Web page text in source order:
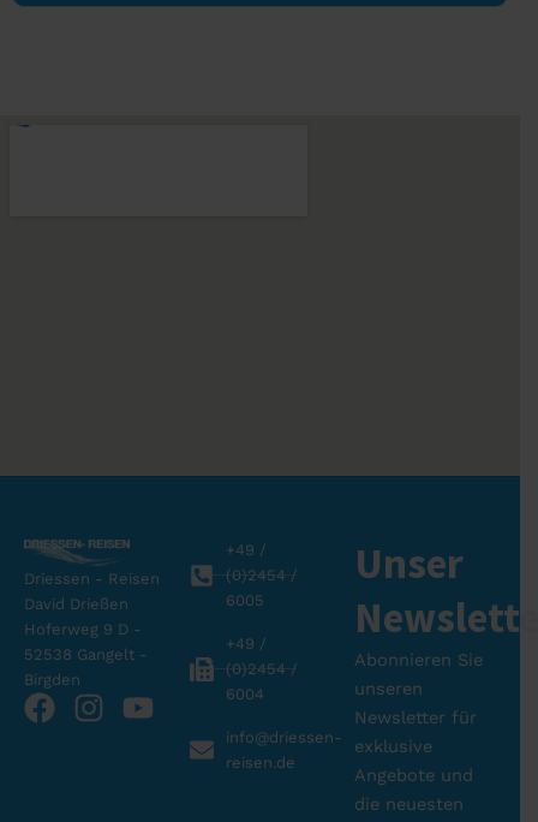
Driessen - Reisen
David Drießen
Hoferweg 9 D -
52538 Gangelt -
Birgden
F
I
Y
+49 /
(0)2454 /
6005
+49 /
(0)2454 /
6004
info@driessen-
reisen.de
Unser
Abonnieren Sie
unseren
Newsletter für
exklusive
Angebote und
die neuesten